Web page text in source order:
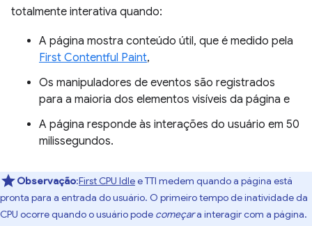
totalmente interativa quando:
A página mostra conteúdo útil, que é medido pela
First Contentful Paint,
Os manipuladores de eventos são registrados
para a maioria dos elementos visíveis da página e
A página responde às interações do usuário em 50
milissegundos.
Observação:First CPU Idlee TTI medem quando a página está
pronta para a entrada do usuário. O primeiro tempo de inatividade da
CPU ocorre quando o usuário pode começara interagir com a página.